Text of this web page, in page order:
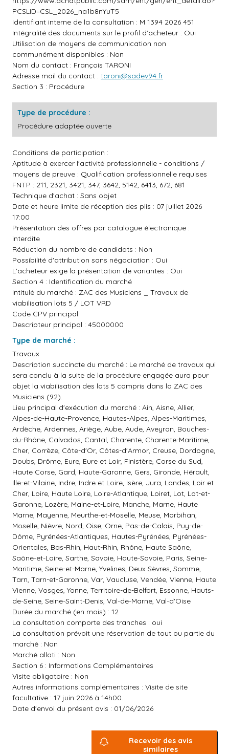
PCSLID=CSL_2026_na1b8nYuT5
Identifiant interne de la consultation : M 1394 2026 451
Intégralité des documents sur le profil d'acheteur : Oui
Utilisation de moyens de communication non
communément disponibles : Non
Nom du contact : François TARONI
Adresse mail du contact : taroni@sadev94.fr
Section 3 : Procédure
Type de procédure :
Procédure adaptée ouverte
Conditions de participation :
Aptitude à exercer l'activité professionnelle - conditions /
moyens de preuve : Qualification professionnelle requises
FNTP : 211, 2321, 3421, 347, 3642, 5142, 6413, 672, 681
Technique d'achat : Sans objet
Date et heure limite de réception des plis : 07 juillet 2026
17:00
Présentation des offres par catalogue électronique :
interdite
Réduction du nombre de candidats : Non
Possibilité d'attribution sans négociation : Oui
L'acheteur exige la présentation de variantes : Oui
Section 4 : Identification du marché
Intitulé du marché : ZAC des Musiciens _ Travaux de
viabilisation lots 5 / LOT VRD
Code CPV principal
Descripteur principal : 45000000
Type de marché :
Travaux
Description succincte du marché : Le marché de travaux qui
sera conclu à la suite de la procédure engagée aura pour
objet la viabilisation des lots 5 compris dans la ZAC des
Musiciens (92).
Lieu principal d'exécution du marché : Ain, Aisne, Allier,
Alpes-de-Haute-Provence, Hautes-Alpes, Alpes-Maritimes,
Ardèche, Ardennes, Ariège, Aube, Aude, Aveyron, Bouches-
du-Rhône, Calvados, Cantal, Charente, Charente-Maritime,
Cher, Corrèze, Côte-d'Or, Côtes-d'Armor, Creuse, Dordogne,
Doubs, Drôme, Eure, Eure et Loir, Finistère, Corse du Sud,
Haute Corse, Gard, Haute-Garonne, Gers, Gironde, Hérault,
Ille-et-Vilaine, Indre, Indre et Loire, Isère, Jura, Landes, Loir et
Cher, Loire, Haute Loire, Loire-Atlantique, Loiret, Lot, Lot-et-
Garonne, Lozère, Maine-et-Loire, Manche, Marne, Haute
Marne, Mayenne, Meurthe-et-Moselle, Meuse, Morbihan,
Moselle, Nièvre, Nord, Oise, Orne, Pas-de-Calais, Puy-de-
Dôme, Pyrénées-Atlantiques, Hautes-Pyrénées, Pyrénées-
Orientales, Bas-Rhin, Haut-Rhin, Rhône, Haute Saône,
Saône-et-Loire, Sarthe, Savoie, Haute-Savoie, Paris, Seine-
Maritime, Seine-et-Marne, Yvelines, Deux Sèvres, Somme,
Tarn, Tarn-et-Garonne, Var, Vaucluse, Vendée, Vienne, Haute
Vienne, Vosges, Yonne, Territoire-de-Belfort, Essonne, Hauts-
de-Seine, Seine-Saint-Denis, Val-de-Marne, Val-d'Oise
Durée du marché (en mois) : 12
La consultation comporte des tranches : oui
La consultation prévoit une réservation de tout ou partie du
marché : Non
Marché alloti : Non
Section 6 : Informations Complémentaires
Visite obligatoire : Non
Autres informations complémentaires : Visite de site
facultative : 17 juin 2026 à 14h00.
Date d'envoi du présent avis : 01/06/2026
Recevoir des avis
similaires